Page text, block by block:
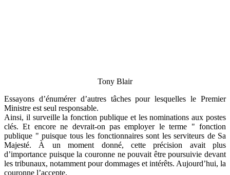
Tony Blair
Essayons d’énumérer d’autres tâches pour lesquelles le Premier
Ministre est seul responsable.
Ainsi, il surveille la fonction publique et les nominations aux postes
clés. Et encore ne devrait-on pas employer le terme " fonction
publique " puisque tous les fonctionnaires sont les serviteurs de Sa
Majesté. À un moment donné, cette précision avait plus
d’importance puisque la couronne ne pouvait être poursuivie devant
les tribunaux, notamment pour dommages et intérêts. Aujourd’hui, la
couronne l’accepte.